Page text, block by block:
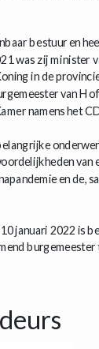
bestuur en
was zij minister
in de
van
namens het
van
en de,
januari 2022 is